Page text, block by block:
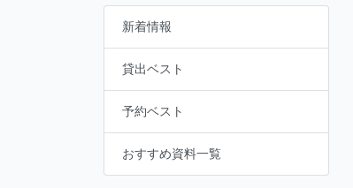
新着情報
貸出ベスト
予約ベスト
おすすめ資料一覧